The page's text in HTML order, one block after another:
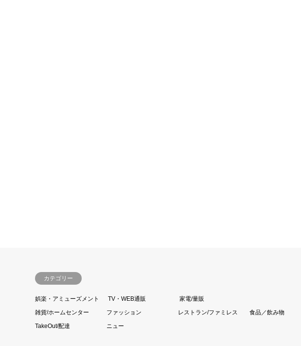
カテゴリー
娯楽・アミューズメント TV・WEB通販
家電/量販
雑貨/ホームセンター
ファッション レストラン/ファミレス
食品／飲み物
TakeOut/配達
ニュー